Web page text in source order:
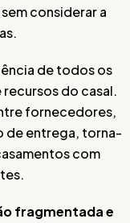
considerar a
de todos os
do casal.
fornecedores,
de entrega, torna-
com
fragmentada e